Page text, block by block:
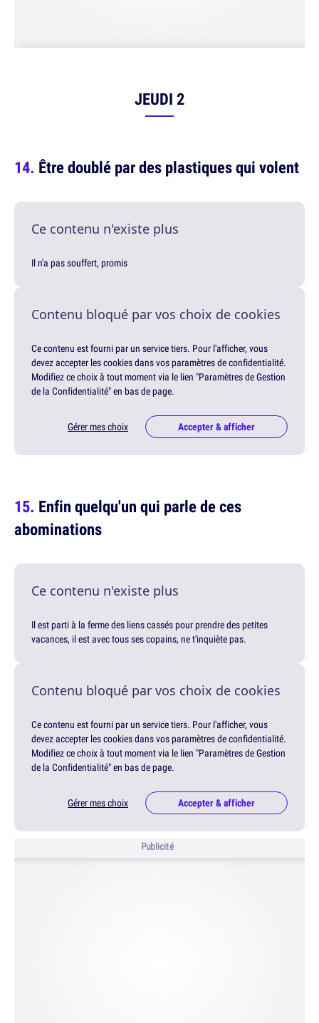
JEUDI 2
Être doublé par des plastiques qui volent
Ce contenu n'existe plus
Il n'a pas souffert, promis
Contenu bloqué par vos choix de cookies
Ce contenu est fourni par un service tiers. Pour l'afficher, vous
devez accepter les cookies dans vos paramètres de confidentialité.
Modifiez ce choix à tout moment via le lien "Paramètres de Gestion
de la Confidentialité" en bas de page.
Gérer mes choix Accepter & afficher
Enfin quelqu'un qui parle de ces
abominations
Ce contenu n'existe plus
Il est parti à la ferme des liens cassés pour prendre des petites
vacances, il est avec tous ses copains, ne t'inquiète pas.
Contenu bloqué par vos choix de cookies
Ce contenu est fourni par un service tiers. Pour l'afficher, vous
devez accepter les cookies dans vos paramètres de confidentialité.
Modifiez ce choix à tout moment via le lien "Paramètres de Gestion
de la Confidentialité" en bas de page.
Gérer mes choix Accepter & afficher
Publicité